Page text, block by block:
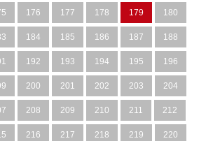
176 177 178 179 180
184 185 186 187 188
192 193 194 195 196
200 201 202 203 204
208 209 210 211 212
216 217 218 219 220